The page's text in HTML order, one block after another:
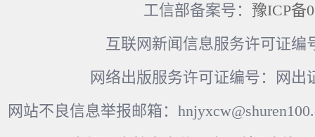
工信部备案号： 豫ICP备
互联网新闻信息服务许可证编
网络出版服务许可证编号：网出
网站不良信息举报邮箱：